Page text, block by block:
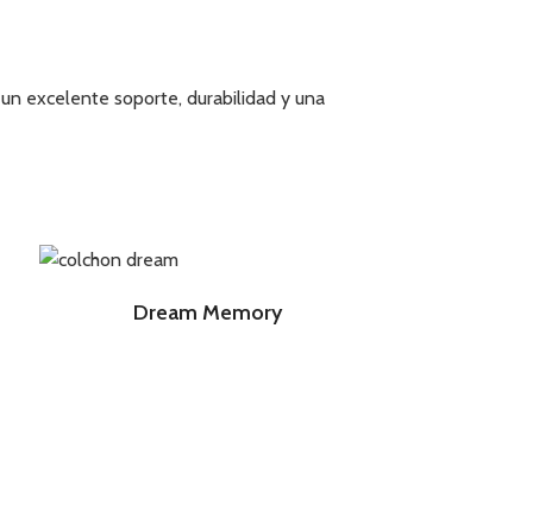
excelente soporte, durabilidad y una
Dream Memory